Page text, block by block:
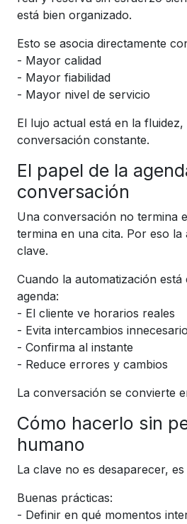
está bien organizado.
Esto se asocia directamente
- Mayor calidad
- Mayor fiabilidad
- Mayor nivel de servicio
El lujo actual está en la
conversación constante.
El papel de la
conversación
Una conversación no termina
termina en una cita. Por eso la
clave.
Cuando la automatización está
agenda:
- El cliente ve horarios reales
- Evita intercambios
- Confirma al instante
- Reduce errores y cambios
La conversación se convierte
Cómo hacerlo sin
humano
La clave no es desaparecer,
Buenas prácticas:
- Definir en qué momentos